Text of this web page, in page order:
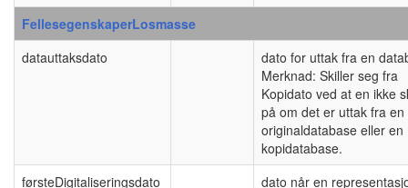
FellesegenskaperLosmasse
datauttaksdato
dato for uttak fra en
Merknad: Skiller seg fra
Kopidato ved at en ikke
på om det er uttak fra en
originaldatabase eller en
kopidatabase.
førsteDigitaliseringsdato
dato når en